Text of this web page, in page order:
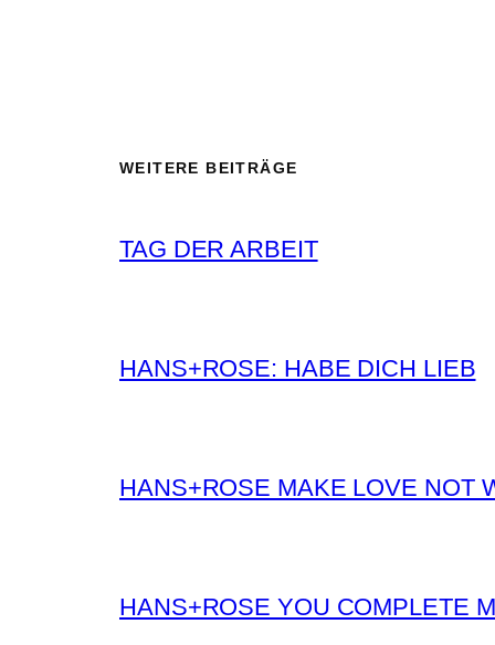
WEITERE BEITRÄGE
TAG DER ARBEIT
HANS+ROSE: HABE DICH LIEB
HANS+ROSE MAKE LOVE NOT
HANS+ROSE YOU COMPLETE